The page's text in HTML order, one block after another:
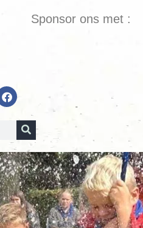
Sponsor ons met :